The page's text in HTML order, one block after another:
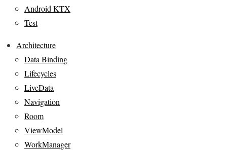
Android KTX
Test
Architecture
Data Binding
Lifecycles
LiveData
Navigation
Room
ViewModel
WorkManager